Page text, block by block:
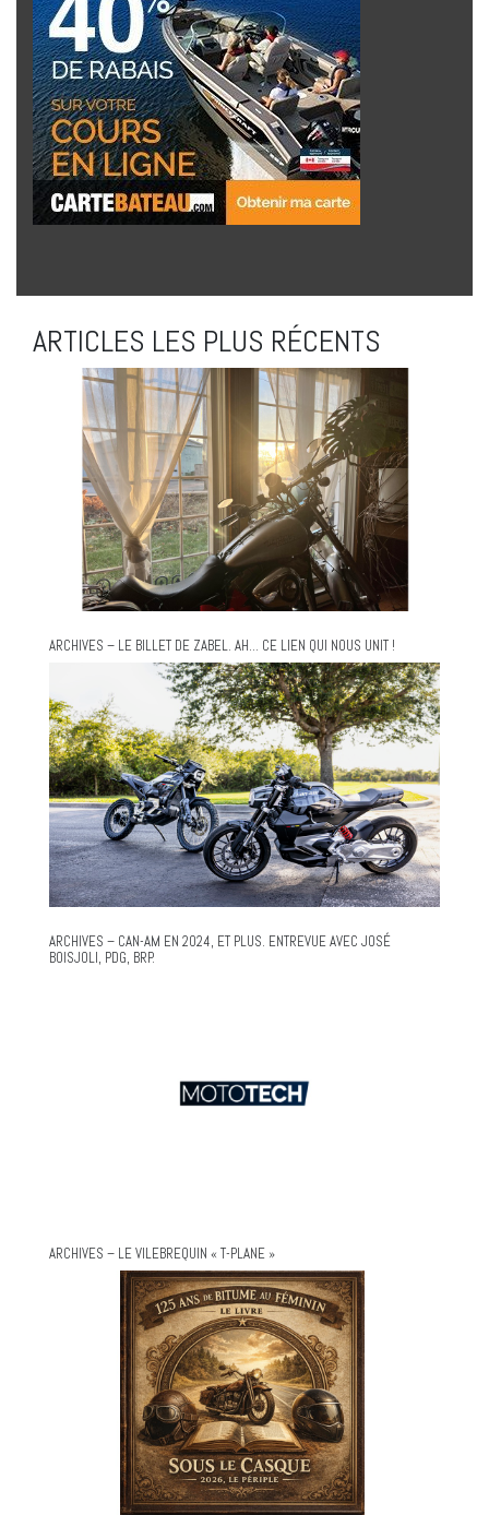
ARTICLES LES PLUS RÉCENTS
ARCHIVES – LE BILLET DE ZABEL. AH… CE LIEN QUI NOUS UNIT !
ARCHIVES – CAN-AM EN 2024, ET PLUS. ENTREVUE AVEC JOSÉ
BOISJOLI, PDG, BRP.
ARCHIVES – LE VILEBREQUIN « T-PLANE »